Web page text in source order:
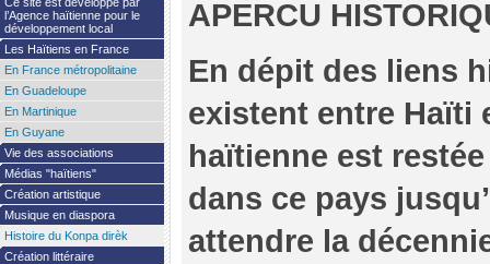
APERCU
En dépit des liens
existent entre Haïti
haïtienne est
dans ce pays
attendre la
l’Agence haïtienne pour le
développement local
Les Haïtiens en France
En France métropolitaine
En Guadeloupe
En Martinique
En Guyane
Vie des associations
Médias "haïtiens"
Création artistique
Musique en diaspora
Histoire du Konpa dirèk
Création littéraire